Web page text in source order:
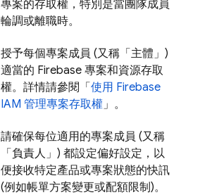
專案的存取權，特別是當團隊成員
輪調或離職時。
授予每個專案成員 (又稱「主體」)
適當的 Firebase 專案和資源存取
權。詳情請參閱「 使用 Firebase
IAM 管理專案存取權」。
請確保每位適用的專案成員 (又稱
「負責人」) 都設定偏好設定，以
便接收特定產品或專案狀態的快訊
(例如帳單方案變更或配額限制)。